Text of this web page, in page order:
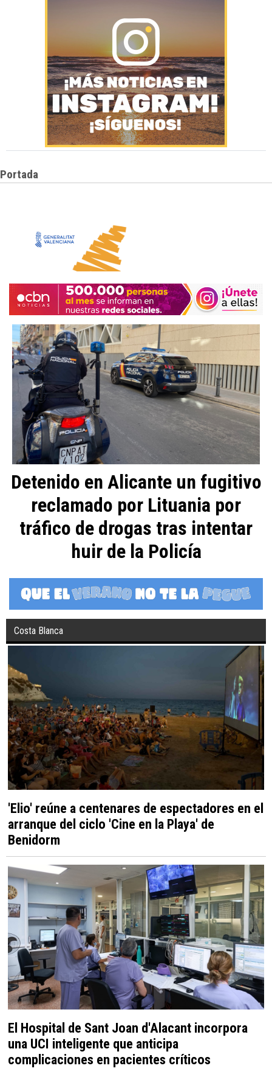
Portada
Detenido en Alicante un fugitivo
reclamado por Lituania por
tráfico de drogas tras intentar
huir de la Policía
Costa Blanca
'Elio' reúne a centenares de espectadores en el
arranque del ciclo 'Cine en la Playa' de
Benidorm
El Hospital de Sant Joan d'Alacant incorpora
una UCI inteligente que anticipa
complicaciones en pacientes críticos